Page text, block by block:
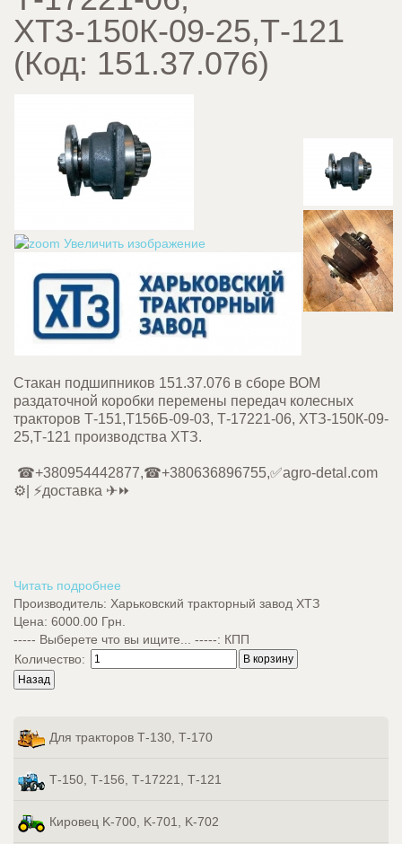
ХТЗ-150К-09-25,Т-121
(Код: 151.37.076)
Увеличить изображение
Стакан подшипников 151.37.076 в сборе ВОМ
раздаточной коробки перемены передач колесных
тракторов Т-151,Т156Б-09-03, Т-17221-06, ХТЗ-150К-09-
25,Т-121 производства ХТЗ.
☎+380954442877,☎+380636896755,✅agro-detal.com
⚙️| ⚡доставка ✈⏩
Читать подробнее
Производитель: Харьковский тракторный завод ХТЗ
Цена: 6000.00 Грн.
----- Выберете что вы ищите... -----: КПП
Количество:
Для тракторов Т-130, Т-170
Т-150, Т-156, Т-17221, Т-121
Кировец K-700, K-701, K-702